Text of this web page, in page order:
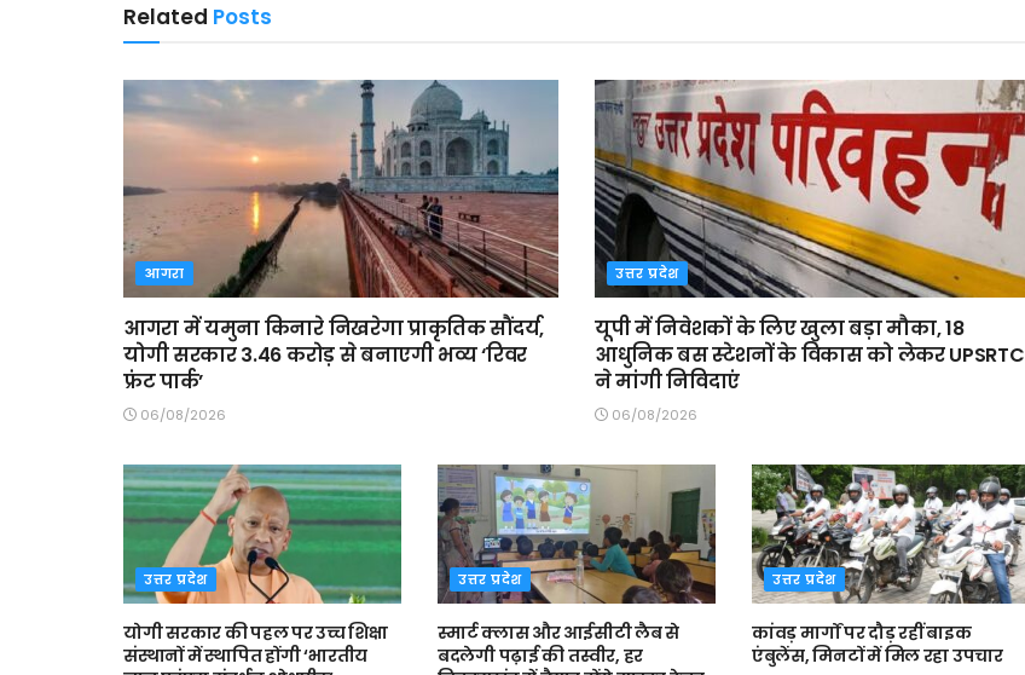
Related Posts
आगरा
आगरा में यमुना किनारे निखरेगा प्राकृतिक सौंदर्य,
योगी सरकार 3.46 करोड़ से बनाएगी भव्य ‘रिवर
फ्रंट पार्क’
06/08/2026
उत्तर प्रदेश
यूपी में निवेशकों के लिए खुला बड़ा मौका, 18
आधुनिक बस स्टेशनों के विकास को लेकर UPSRTC
ने मांगी निविदाएं
06/08/2026
उत्तर प्रदेश
योगी सरकार की पहल पर उच्च शिक्षा
संस्थानों में स्थापित होंगी ‘भारतीय
उत्तर प्रदेश
स्मार्ट क्लास और आईसीटी लैब से
बदलेगी पढ़ाई की तस्वीर, हर
उत्तर प्रदेश
कांवड़ मार्गों पर दौड़ रहीं बाइक
एंबुलेंस, मिनटों में मिल रहा उपचार